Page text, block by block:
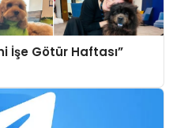
İşe Götür Haftası”